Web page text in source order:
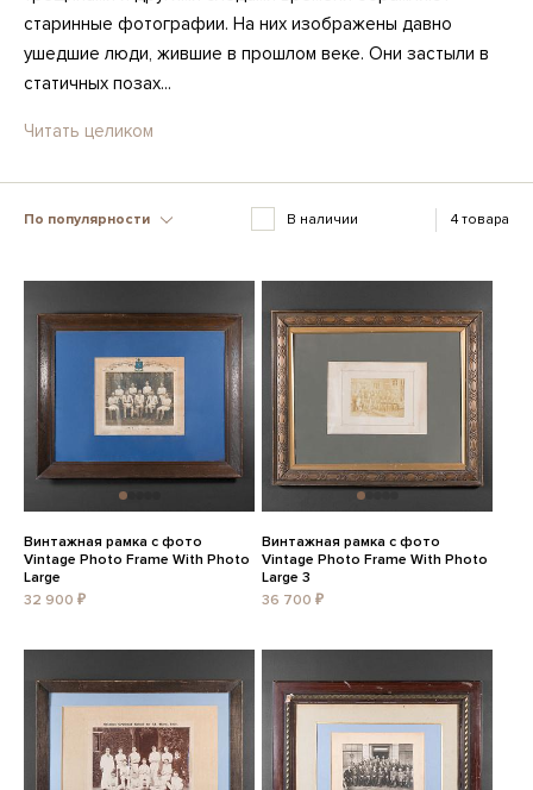
старинные фотографии. На них изображены давно
ушедшие люди, жившие в прошлом веке. Они застыли в
статичных позах...
Читать целиком
По популярности В наличии 4 товара
Винтажная рамка с фото
Vintage Photo Frame With Photo
Large
32 900 ₽
Винтажная рамка с фото
Vintage Photo Frame With Photo
Large 3
36 700 ₽